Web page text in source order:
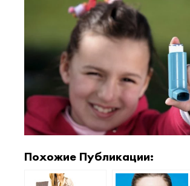
Похожие Публикации: